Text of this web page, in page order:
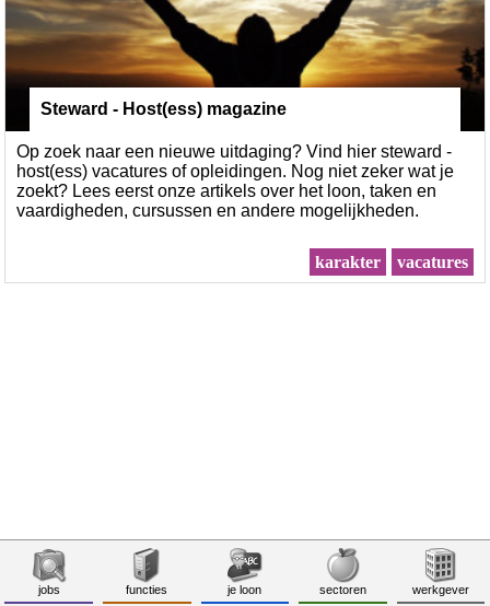
Steward - Host(ess) magazine
Op zoek naar een nieuwe uitdaging? Vind hier steward -
host(ess) vacatures of opleidingen. Nog niet zeker wat je
zoekt? Lees eerst onze artikels over het loon, taken en
vaardigheden, cursussen en andere mogelijkheden.
vacatures
karakter
jobs functies je loon sectoren werkgever